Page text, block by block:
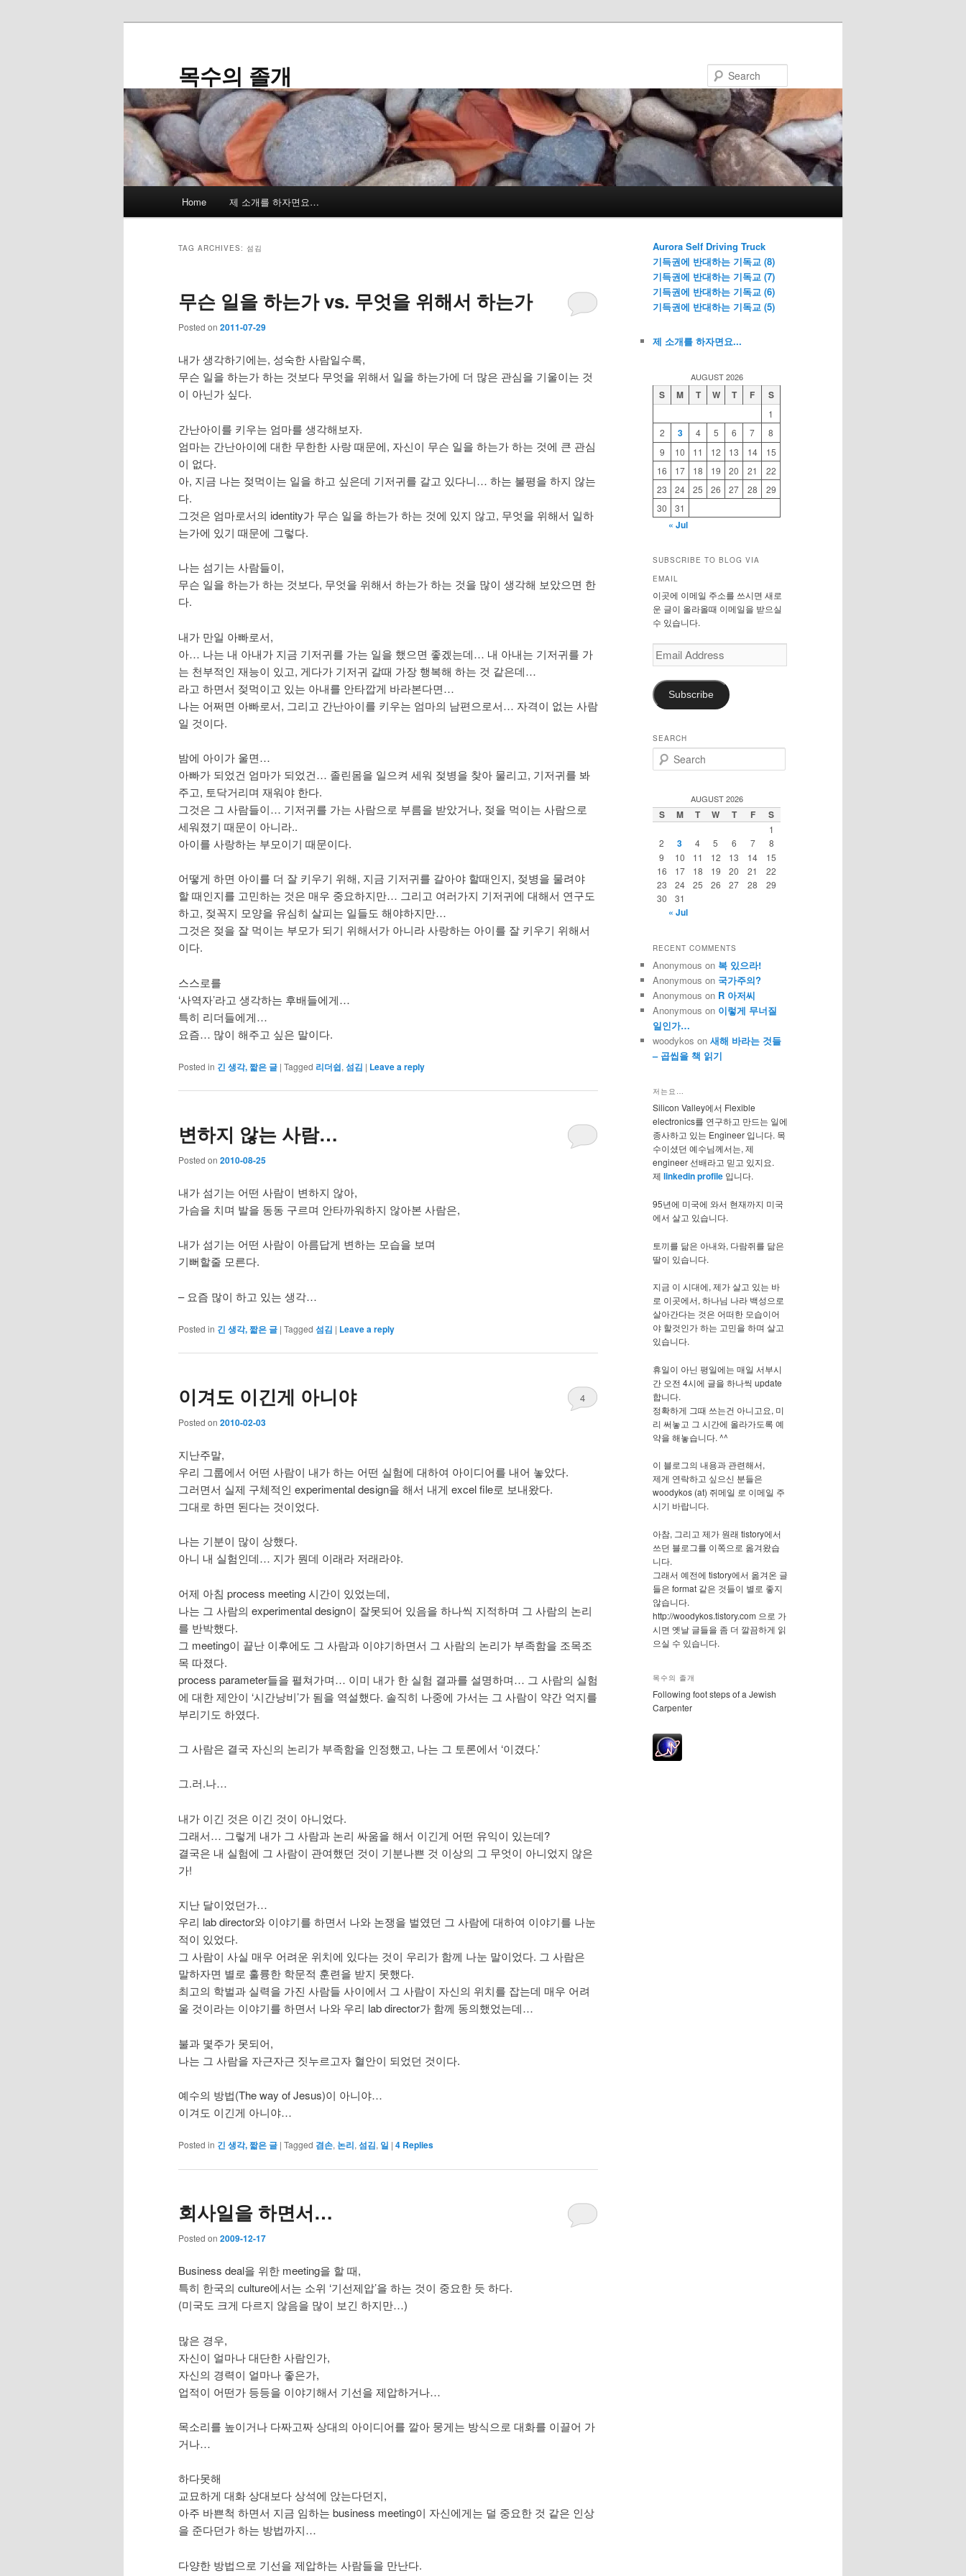
목수의 졸개
Home 제 소개를 하자면요…
TAG ARCHIVES: 섬김
무슨 일을 하는가 vs. 무엇을 위해서 하는가
Posted on 2011-07-29
내가 생각하기에는, 성숙한 사람일수록,
무슨 일을 하는가 하는 것보다 무엇을 위해서 일을 하는가에 더 많은 관심을 기울이는 것
이 아닌가 싶다.
간난아이를 키우는 엄마를 생각해보자.
엄마는 간난아이에 대한 무한한 사랑 때문에, 자신이 무슨 일을 하는가 하는 것에 큰 관심
이 없다.
아, 지금 나는 젖먹이는 일을 하고 싶은데 기저귀를 갈고 있다니… 하는 불평을 하지 않는
다.
그것은 엄마로서의 identity가 무슨 일을 하는가 하는 것에 있지 않고, 무엇을 위해서 일하
는가에 있기 때문에 그렇다.
나는 섬기는 사람들이,
무슨 일을 하는가 하는 것보다, 무엇을 위해서 하는가 하는 것을 많이 생각해 보았으면 한
다.
내가 만일 아빠로서,
아… 나는 내 아내가 지금 기저귀를 가는 일을 했으면 좋겠는데… 내 아내는 기저귀를 가
는 천부적인 재능이 있고, 게다가 기저귀 갈때 가장 행복해 하는 것 같은데…
라고 하면서 젖먹이고 있는 아내를 안타깝게 바라본다면…
나는 어쩌면 아빠로서, 그리고 간난아이를 키우는 엄마의 남편으로서… 자격이 없는 사람
일 것이다.
밤에 아이가 울면…
아빠가 되었건 엄마가 되었건… 졸린몸을 일으켜 세워 젖병을 찾아 물리고, 기저귀를 봐
주고, 토닥거리며 재워야 한다.
그것은 그 사람들이… 기저귀를 가는 사람으로 부름을 받았거나, 젖을 먹이는 사람으로
세워졌기 때문이 아니라..
아이를 사랑하는 부모이기 때문이다.
어떻게 하면 아이를 더 잘 키우기 위해, 지금 기저귀를 갈아야 할때인지, 젖병을 물려야
할 때인지를 고민하는 것은 매우 중요하지만… 그리고 여러가지 기저귀에 대해서 연구도
하고, 젖꼭지 모양을 유심히 살피는 일들도 해야하지만…
그것은 젖을 잘 먹이는 부모가 되기 위해서가 아니라 사랑하는 아이를 잘 키우기 위해서
이다.
스스로를
‘사역자’라고 생각하는 후배들에게…
특히 리더들에게…
요즘… 많이 해주고 싶은 말이다.
Posted in 긴 생각, 짧은 글 | Tagged 리더쉽, 섬김 | Leave a reply
변하지 않는 사람…
Posted on 2010-08-25
내가 섬기는 어떤 사람이 변하지 않아,
가슴을 치며 발을 동동 구르며 안타까워하지 않아본 사람은,
내가 섬기는 어떤 사람이 아름답게 변하는 모습을 보며
기뻐할줄 모른다.
– 요즘 많이 하고 있는 생각…
Posted in 긴 생각, 짧은 글 | Tagged 섬김 | Leave a reply
이겨도 이긴게 아니야
Posted on 2010-02-03
4
지난주말,
우리 그룹에서 어떤 사람이 내가 하는 어떤 실험에 대하여 아이디어를 내어 놓았다.
그러면서 실제 구체적인 experimental design을 해서 내게 excel file로 보내왔다.
그대로 하면 된다는 것이었다.
나는 기분이 많이 상했다.
아니 내 실험인데… 지가 뭔데 이래라 저래라야.
어제 아침 process meeting 시간이 있었는데,
나는 그 사람의 experimental design이 잘못되어 있음을 하나씩 지적하며 그 사람의 논리
를 반박했다.
그 meeting이 끝난 이후에도 그 사람과 이야기하면서 그 사람의 논리가 부족함을 조목조
목 따졌다.
process parameter들을 펼쳐가며… 이미 내가 한 실험 결과를 설명하며… 그 사람의 실험
에 대한 제안이 ‘시간낭비’가 됨을 역설했다. 솔직히 나중에 가서는 그 사람이 약간 억지를
부리기도 하였다.
그 사람은 결국 자신의 논리가 부족함을 인정했고, 나는 그 토론에서 ‘이겼다.’
그.러.나…
내가 이긴 것은 이긴 것이 아니었다.
그래서… 그렇게 내가 그 사람과 논리 싸움을 해서 이긴게 어떤 유익이 있는데?
결국은 내 실험에 그 사람이 관여했던 것이 기분나쁜 것 이상의 그 무엇이 아니었지 않은
가!
지난 달이었던가…
우리 lab director와 이야기를 하면서 나와 논쟁을 벌였던 그 사람에 대하여 이야기를 나눈
적이 있었다.
그 사람이 사실 매우 어려운 위치에 있다는 것이 우리가 함께 나눈 말이었다. 그 사람은
말하자면 별로 훌륭한 학문적 훈련을 받지 못했다.
최고의 학벌과 실력을 가진 사람들 사이에서 그 사람이 자신의 위치를 잡는데 매우 어려
울 것이라는 이야기를 하면서 나와 우리 lab director가 함께 동의했었는데…
불과 몇주가 못되어,
나는 그 사람을 자근자근 짓누르고자 혈안이 되었던 것이다.
예수의 방법(The way of Jesus)이 아니야…
이겨도 이긴게 아니야…
Posted in 긴 생각, 짧은 글 | Tagged 겸손, 논리, 섬김, 일 | 4 Replies
회사일을 하면서…
Posted on 2009-12-17
Business deal을 위한 meeting을 할 때,
특히 한국의 culture에서는 소위 ‘기선제압’을 하는 것이 중요한 듯 하다.
(미국도 크게 다르지 않음을 많이 보긴 하지만…)
많은 경우,
자신이 얼마나 대단한 사람인가,
자신의 경력이 얼마나 좋은가,
업적이 어떤가 등등을 이야기해서 기선을 제압하거나…
목소리를 높이거나 다짜고짜 상대의 아이디어를 깔아 뭉게는 방식으로 대화를 이끌어 가
거나…
하다못해
교묘하게 대화 상대보다 상석에 앉는다던지,
아주 바쁜척 하면서 지금 임하는 business meeting이 자신에게는 덜 중요한 것 같은 인상
을 준다던가 하는 방법까지…
다양한 방법으로 기선을 제압하는 사람들을 만난다.
Aurora Self Driving Truck
기득권에 반대하는 기독교 (8)
기득권에 반대하는 기독교 (7)
기득권에 반대하는 기독교 (6)
기득권에 반대하는 기독교 (5)
제 소개를 하자면요...
AUGUST 2026
S M T W T F S
1
2
3 4 5 6 7
8
9
10 11 12 13 14
15
16
17 18 19 20 21
22
23
24 25 26 27 28
29
30
31
« Jul
SUBSCRIBE TO BLOG VIA
EMAIL
이곳에 이메일 주소를 쓰시면 새로
운 글이 올라올때 이메일을 받으실
수 있습니다.
Email
Address
Subscribe
SEARCH
e
c
h
AUGUST 2026
S M T W T F S
1
2
3 4 5 6 7
8
9
10 11 12 13 14
15
16
17 18 19 20 21
22
23
24 25 26 27 28
29
30
31
« Jul
RECENT COMMENTS
Anonymous on 복 있으라!
Anonymous on 국가주의?
Anonymous on R 아저씨
Anonymous on 이렇게 무너질
일인가…
woodykos on 새해 바라는 것들
– 곱씹을 책 읽기
저는요…
Silicon Valley에서 Flexible
electronics를 연구하고 만드는 일에
종사하고 있는 Engineer 입니다. 목
수이셨던 예수님께서는, 제
engineer 선배라고 믿고 있지요.
제 linkedin profile 입니다.
95년에 미국에 와서 현재까지 미국
에서 살고 있습니다.
토끼를 닮은 아내와, 다람쥐를 닮은
딸이 있습니다.
지금 이 시대에, 제가 살고 있는 바
로 이곳에서, 하나님 나라 백성으로
살아간다는 것은 어떠한 모습이어
야 할것인가 하는 고민을 하며 살고
있습니다.
휴일이 아닌 평일에는 매일 서부시
간 오전 4시에 글을 하나씩 update
합니다.
정확하게 그때 쓰는건 아니고요, 미
리 써놓고 그 시간에 올라가도록 예
약을 해놓습니다. ^^
이 블로그의 내용과 관련해서,
제게 연락하고 싶으신 분들은
woodykos (at) 쥐메일 로 이메일 주
시기 바랍니다.
아참, 그리고 제가 원래 tistory에서
쓰던 블로그를 이쪽으로 옮겨왔습
니다.
그래서 예전에 tistory에서 옮겨온 글
들은 format 같은 것들이 별로 좋지
않습니다.
http://woodykos.tistory.com 으로 가
시면 옛날 글들을 좀 더 깔끔하게 읽
으실 수 있습니다.
목수의 졸개
Following foot steps of a Jewish
Carpenter